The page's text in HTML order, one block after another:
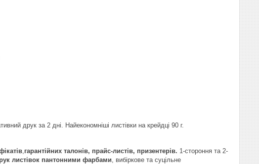
друк за 2 дні. Найекономніші листівки на крейдці 90 г.
гарантійних талонів, прайс-листів, призентерів. 1-стороння та 2-
листівок пантонними фарбами , вибіркове та суцільне